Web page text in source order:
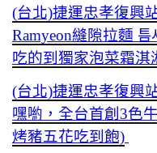
(台北)捷運忠孝復興
Ramyeon縫隙拉麵
吃的到獨家泡菜霜淇
(台北)捷運忠孝復興
嘿喲，全台首創3色
烤豬五花吃到飽)